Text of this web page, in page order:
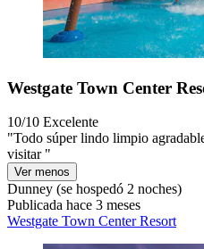
Westgate Town Center
10/10 Excelente
"Todo súper lindo limpio
visitar "
Ver menos
Dunney (se hospedó 2 noches)
Publicada hace 3 meses
Westgate Town Center Resort